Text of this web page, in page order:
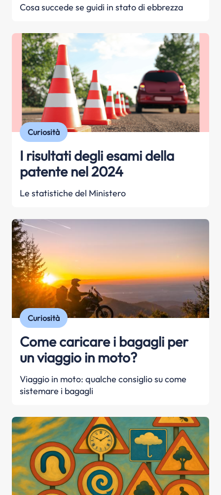
Cosa succede se guidi in stato di ebbrezza
I risultati degli esami della
patente nel 2024
Le statistiche del Ministero
Curiosità
Come caricare i bagagli per
un viaggio in moto?
Viaggio in moto: qualche consiglio su come
sistemare i bagagli
Curiosità